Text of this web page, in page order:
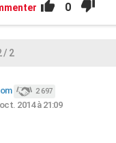
0
/ 2
2 697
2014 à 21:09